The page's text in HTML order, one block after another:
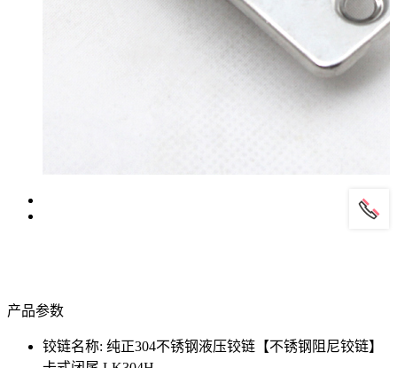
产品参数
铰链名称: 纯正304不锈钢液压铰链【不锈钢阻尼铰链】